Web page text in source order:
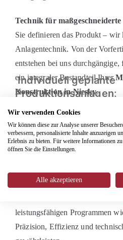
Technik für
Sie definieren das Produkt – wir
Anlagentechnik. Von der
entstehen bei uns
ein integraler Bestandteil Ihrer
Konstruktion in Niesky.
Individuell geplante
Produktionsanlagen:
Wir analysieren gemeinsam Ihre
unterstützen Sie bei der
Integration der passenden
Einsatz moderner CAD-
leistungsfähigen Programmen
Präzision, Effizienz und
Wir verwenden Cookies
Wir können diese zur Analyse unserer
verbessern, personalisierte Inhalte anzuzeigen
Erlebnis zu bieten. Für weitere Informationen
öffnen Sie die Einstellungen.
Alle akzeptieren